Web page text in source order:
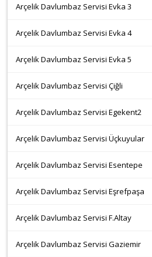
Arçelik Davlumbaz Servisi Evka 3
Arçelik Davlumbaz Servisi Evka 4
Arçelik Davlumbaz Servisi Evka 5
Arçelik Davlumbaz Servisi Çiğli
Arçelik Davlumbaz Servisi Egekent2
Arçelik Davlumbaz Servisi Üçkuyular
Arçelik Davlumbaz Servisi Esentepe
Arçelik Davlumbaz Servisi Eşrefpaşa
Arçelik Davlumbaz Servisi F.Altay
Arçelik Davlumbaz Servisi Gaziemir